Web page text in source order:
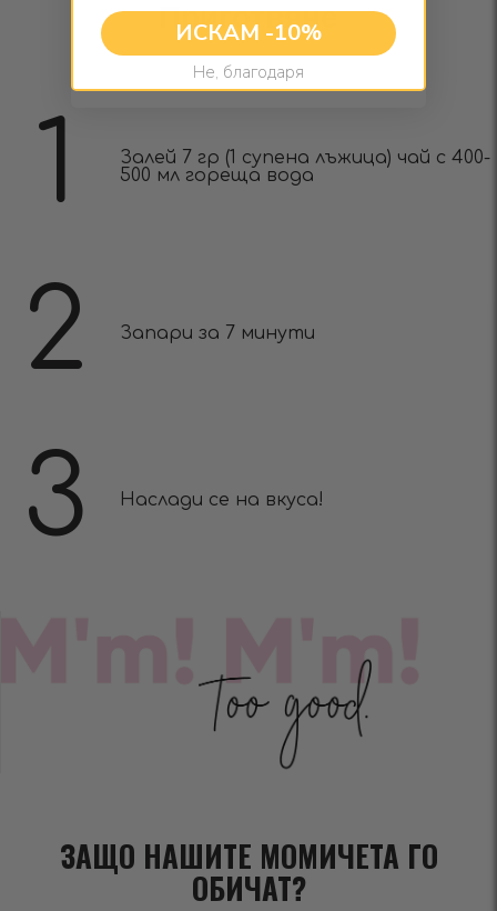
Приготвяне
1
Залей 7 гр (1 супена лъжица) чай с 400-
500 мл гореща вода
2 Запари за 7 минути
3 Наслади се на вкуса!
ЗАЩО НАШИТЕ МОМИЧЕТА ГО
ОБИЧАТ?
ИСКАМ -10%
Не, благодаря